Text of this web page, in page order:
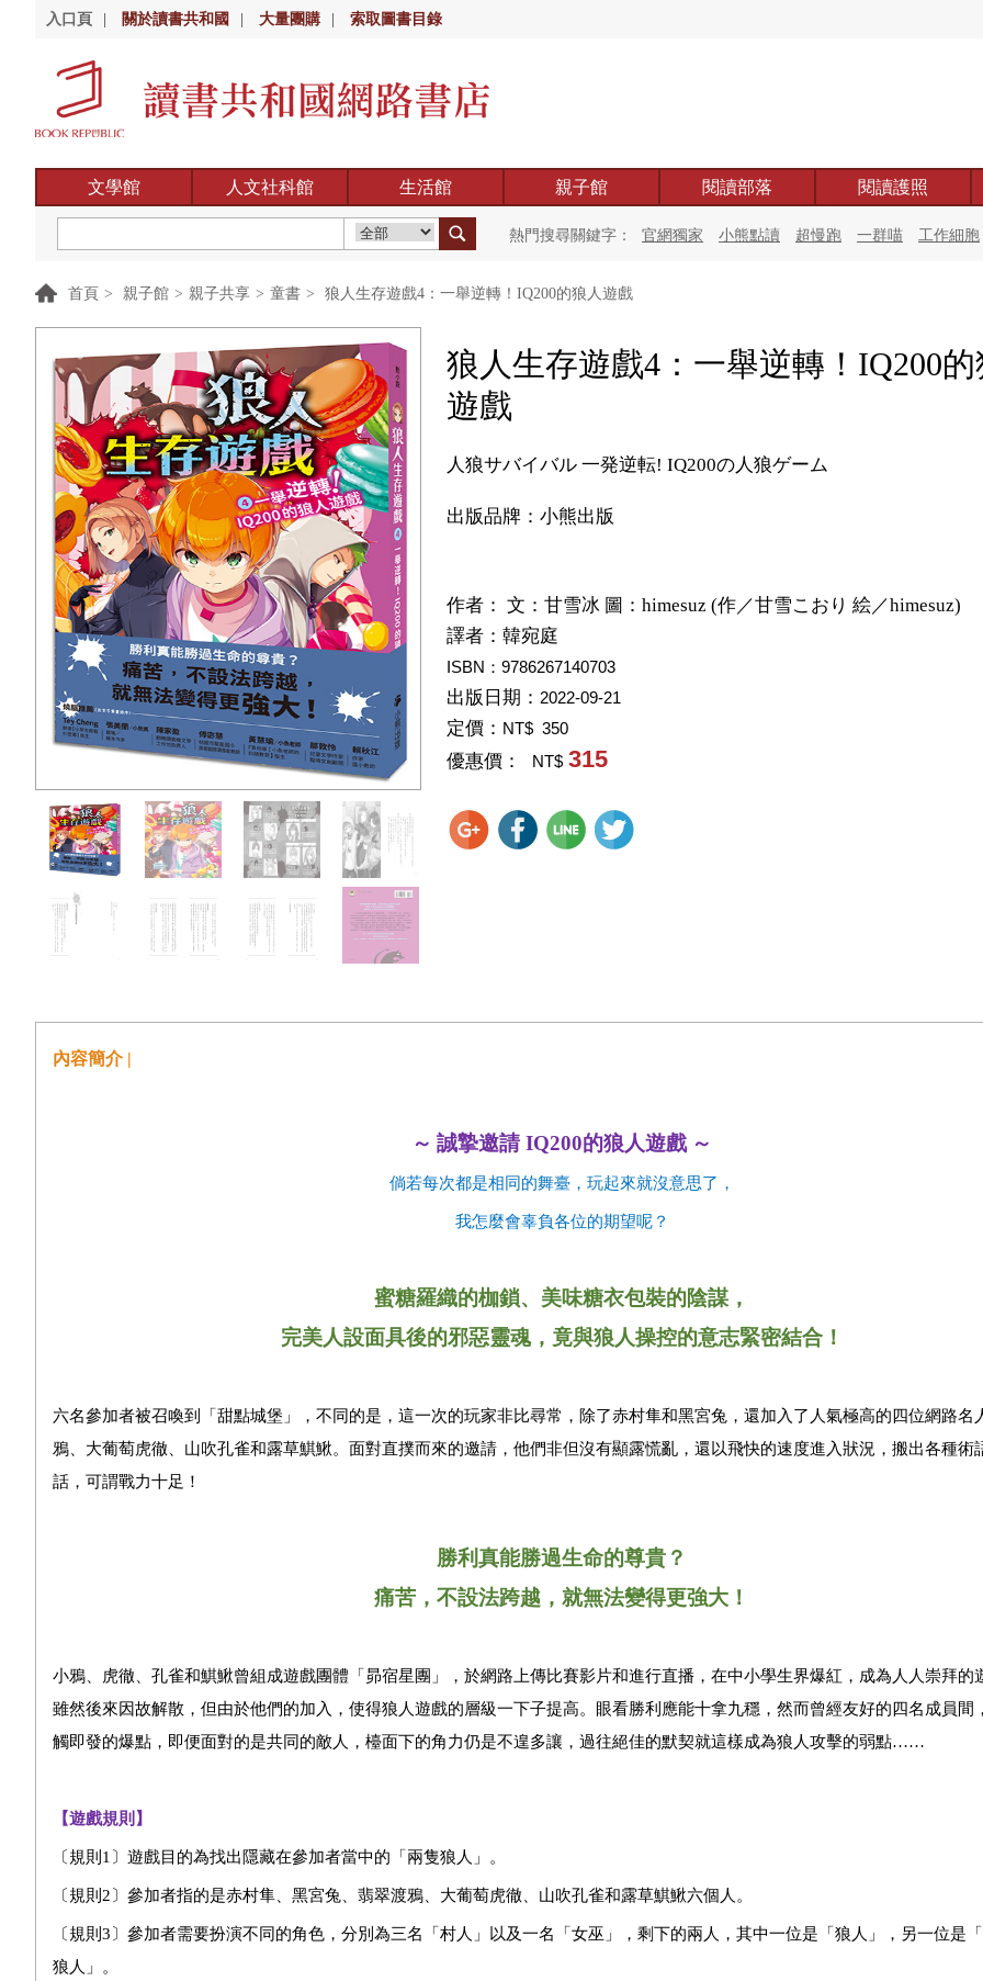
入口頁 關於讀書共和國 大量團購 索取圖書目錄
文學館 人文社科館 生活館 親子館 閱讀部落 閱讀護照
熱門搜尋關鍵字： 官網獨家 小熊點讀 超慢跑 一群喵 工作細胞
首頁 > 親子館 > 親子共享 > 童書 > 狼人生存遊戲4：一舉逆轉！IQ200的狼人遊戲
狼人生存遊戲4：一舉逆轉！IQ200的
遊戲
人狼サバイバル 一発逆転! IQ200の人狼ゲーム
出版品牌：小熊出版
作者： 文：甘雪冰 圖：himesuz (作／甘雪こおり 絵／himesuz)
譯者： 韓宛庭
ISBN：9786267140703
出版日期： 2022-09-21
定價： NT$ 350
優惠價： NT$ 315
內容簡介 |
～ 誠摯邀請 IQ200的狼人遊戲 ～
倘若每次都是相同的舞臺，玩起來就沒意思了，
我怎麼會辜負各位的期望呢？
蜜糖羅織的枷鎖、美味糖衣包裝的陰謀，
完美人設面具後的邪惡靈魂，竟與狼人操控的意志緊密結合！
六名參加者被召喚到「甜點城堡」，不同的是，這一次的玩家非比尋常， 除了赤村隼和黑宮兔，還加入了人氣極高的四位網路
鴉、大葡萄虎徹、山吹孔雀和露草鯕鰍。 面對直撲而來的邀請，他們非但沒有顯露慌亂，還以飛快的速度進入狀況，搬出各種術
話，可謂戰力十足！
勝利真能勝過生命的尊貴？
痛苦，不設法跨越，就無法變得更強大！
小鴉、虎徹、孔雀和鯕鰍曾組成遊戲團體「昴宿星團」，於網路上傳比賽影片和進行直播，在中小學生界爆紅，成為人人崇拜的
雖然後來因故解散，但由於他們的加入，使得狼人遊戲的層級一下子提高。眼看勝利應能十拿九穩，然而曾經友好的四名成員間
觸即發的爆點，即便面對的是共同的敵人，檯面下的角力仍是不遑多讓，過往絕佳的默契就這樣成為狼人攻擊的弱點……
【遊戲規則】
〔規則1〕遊戲目的為找出隱藏在參加者當中的「兩隻狼人」。
〔規則2〕參加者指的是赤村隼、黑宮兔、翡翠渡鴉、大葡萄虎徹、山吹孔雀和露草鯕鰍六個人。
〔規則3〕參加者需要扮演不同的角色，分別為三名「村人」以及一名「女巫」，剩下的兩人，其中一位是「狼人」，另一位是
狼人」。